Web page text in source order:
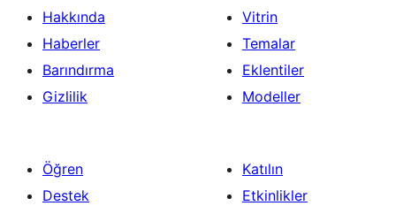
Hakkında
Haberler
Barındırma
Gizlilik
Vitrin
Temalar
Eklentiler
Modeller
Öğren
Destek
Katılın
Etkinlikler